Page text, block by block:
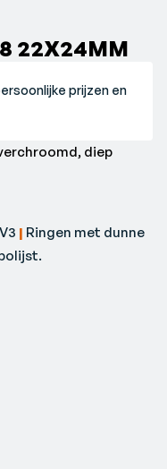
22X24MM
prijzen en
diep
| Ringen met dunne